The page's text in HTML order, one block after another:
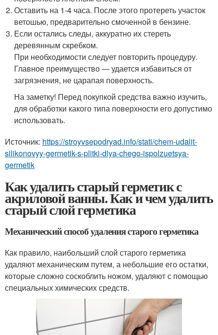
Оставить на 1-4 часа. После этого протереть участок
ветошью, предварительно смоченной в бензине.
Если остались следы, аккуратно их стереть
деревянным скребком.
При необходимости следует повторить процедуру.
Главное преимущество — удается избавиться от
загрязнения, не царапая поверхность.
На заметку! Перед покупкой средства важно изучить,
для обработки какого типа поверхности его допустимо
использовать.
Источник: https://stroyvsepodryad.info/stati/chem-udalit-
silikonovyy-germetik-s-plitki-dlya-chego-ispolzuetsya-
germetik
Как удалить старый герметик с
акриловой ванны. Как и чем удалить
старый слой герметика
Механический способ удаления старого герметика
Как правило, наибольший слой старого герметика
удаляют механическим путем, а небольшие его остатки,
которые сложно соскоблить ножом, удаляют с помощью
специальных химических средств.